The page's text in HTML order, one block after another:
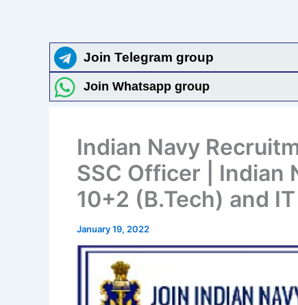
Join Telegram group
Join Whatsapp group
Indian Navy
SSC Officer | Indian
10+2 (B.Tech) and
January 19, 2022